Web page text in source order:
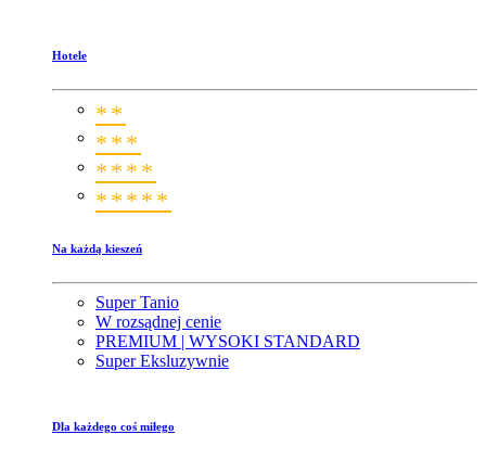
Hotele
**
***
****
*****
Na każdą kieszeń
Super Tanio
W rozsądnej cenie
PREMIUM | WYSOKI STANDARD
Super Eksluzywnie
Dla każdego coś miłego